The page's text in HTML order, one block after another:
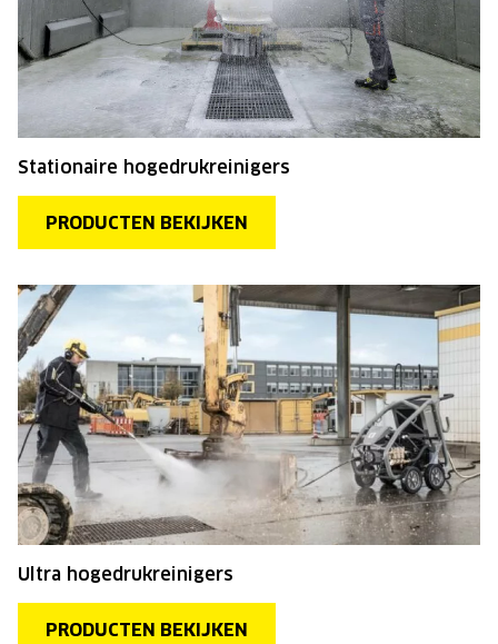
Stationaire hogedrukreinigers
PRODUCTEN BEKIJKEN
Ultra hogedrukreinigers
PRODUCTEN BEKIJKEN